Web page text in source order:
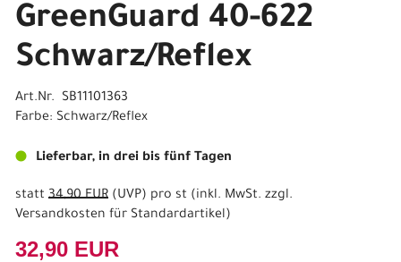
GreenGuard 40-622
Schwarz/Reflex
Art.Nr. SB11101363
Farbe: Schwarz/Reflex
Lieferbar, in drei bis fünf Tagen
statt 34,90 EUR (UVP) pro st (inkl. MwSt. zzgl.
Versandkosten für Standardartikel)
32,90 EUR